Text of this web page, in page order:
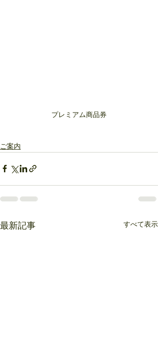
プレミアム商品券
ご案内
最新記事 すべて表示